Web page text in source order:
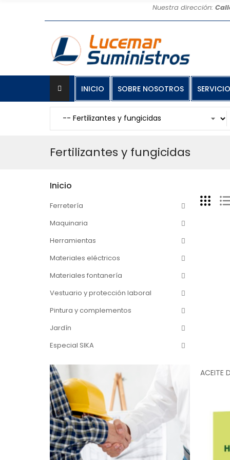
Nuestra dirección:
INICIO SOBRE NOSOTROS
Fertilizantes y fungicidas
Inicio
Ferretería
Maquinaria
Herramientas
Materiales eléctricos
Materiales fontanería
Vestuario y protección laboral
Pintura y complementos
Jardín
Especial SIKA